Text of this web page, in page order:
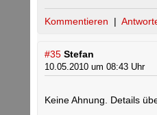
Kommentieren |
#35 Stefan
10.05.2010 um 08:43 Uhr
Keine Ahnung. Details